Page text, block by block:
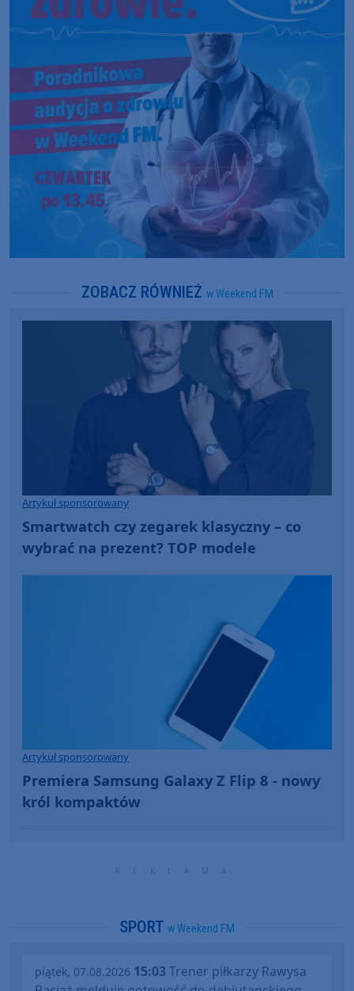
ZOBACZ RÓWNIEŻ w Weekend FM
Artykuł sponsorowany
Smartwatch czy zegarek klasyczny – co
wybrać na prezent? TOP modele
Artykuł sponsorowany
Premiera Samsung Galaxy Z Flip 8 - nowy
król kompaktów
SPORT w Weekend FM
piątek, 07.08.2026 15:03Trener piłkarzy Rawysa